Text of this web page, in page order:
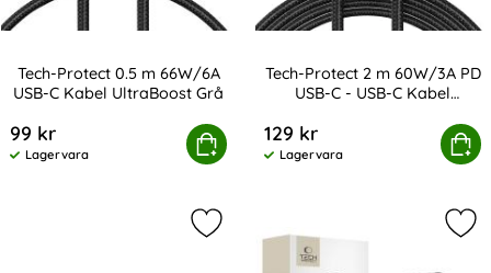
Tech-Protect 0.5 m 66W/6A
USB-C Kabel UltraBoost Grå
99 kr
Tillgänglighet:
Lagervara
Köp
Protect 0.5 m 66W/6A USB-C Kabel UltraBoost Grå
Tech-Protect 2 m 60W/3A PD
USB-C - USB-C Kabel
129 kr
Tillgänglighet:
Lagervara
Köp
Tech-Protect 2 m 60W/3A PD USB-
Markera tech-Protect 1 m 60W/3A